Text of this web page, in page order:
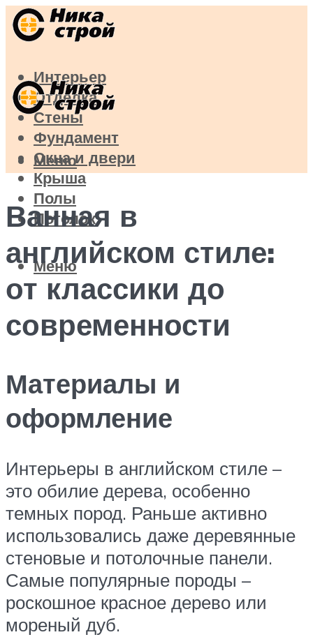
Интерьер
Отделка
Стены
Фундамент
Окна и двери
Крыша
Полы
Потолок
Меню
Меню
Ванная в
английском стиле:
от классики до
современности
Материалы и
оформление
Интерьеры в английском стиле –
это обилие дерева, особенно
темных пород. Раньше активно
использовались даже деревянные
стеновые и потолочные панели.
Самые популярные породы –
роскошное красное дерево или
мореный дуб.